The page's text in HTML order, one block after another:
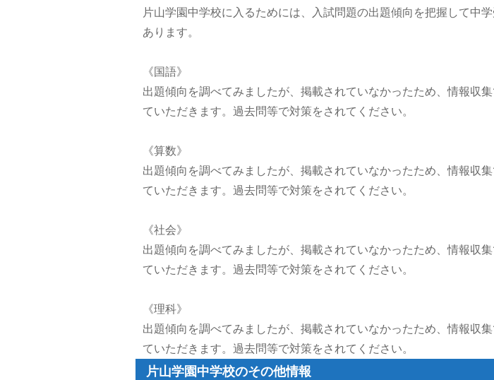
片山学園中学校に入るためには、入試問題の出題傾向を把握して中
あります。
《国語》
出題傾向を調べてみましたが、掲載されていなかったため、情報収
ていただきます。過去問等で対策をされてください。
《算数》
出題傾向を調べてみましたが、掲載されていなかったため、情報収
ていただきます。過去問等で対策をされてください。
《社会》
出題傾向を調べてみましたが、掲載されていなかったため、情報収
ていただきます。過去問等で対策をされてください。
《理科》
出題傾向を調べてみましたが、掲載されていなかったため、情報収
ていただきます。過去問等で対策をされてください。
片山学園中学校のその他情報